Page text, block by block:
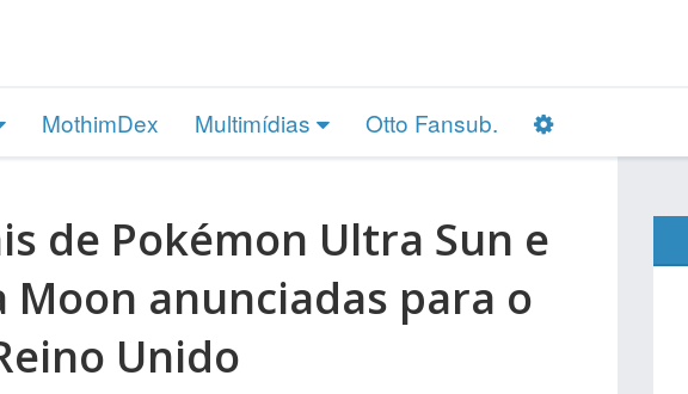
MothimDex Multimídias Otto Fansub.
de Pokémon Ultra Sun e
Moon anunciadas para o
Unido